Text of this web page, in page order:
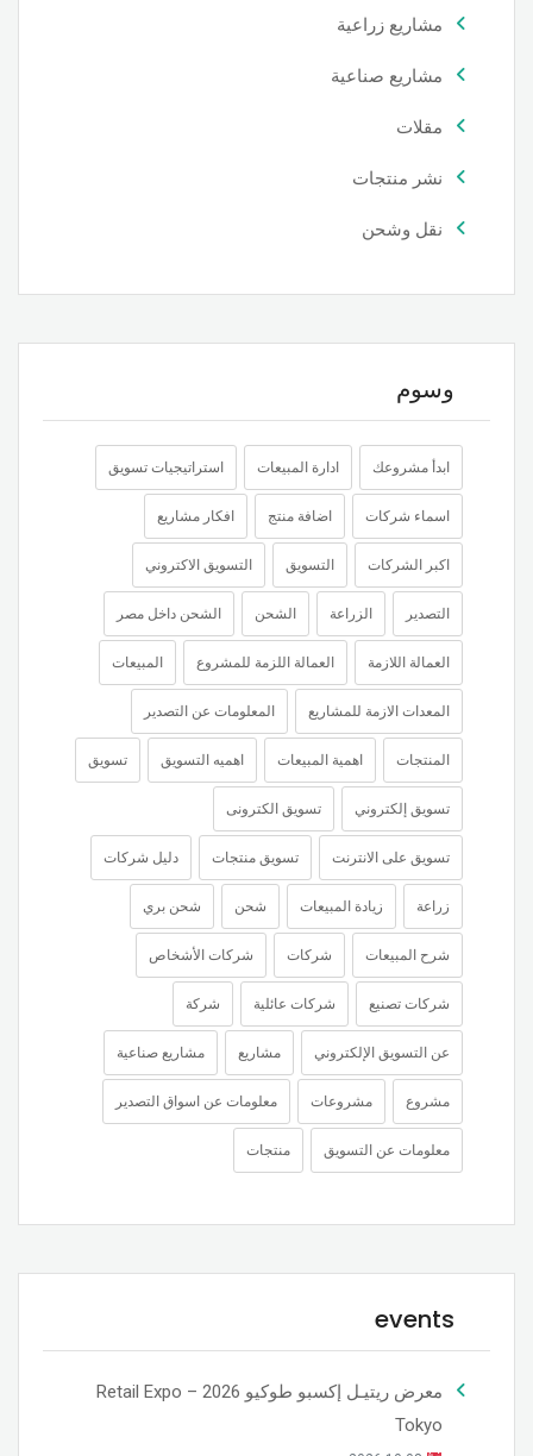
مشاريع زراعية
مشاريع صناعية
مقلات
نشر منتجات
نقل وشحن
وسوم
ابدأ مشروعك ادارة المبيعات استراتيجيات تسويق
اسماء شركات اضافة منتج افكار مشاريع
اكبر الشركات التسويق التسويق الاكتروني
التصدير الزراعة الشحن الشحن داخل مصر
العمالة اللازمة العمالة اللزمة للمشروع المبيعات
المعدات الازمة للمشاريع المعلومات عن التصدير
المنتجات اهمية المبيعات اهميه التسويق تسويق
تسويق إلكتروني تسويق الكترونى
تسويق على الانترنت تسويق منتجات دليل شركات
زراعة زيادة المبيعات شحن شحن بري
شرح المبيعات شركات شركات الأشخاص
شركات تصنيع شركات عائلية شركة
عن التسويق الإلكتروني مشاريع مشاريع صناعية
مشروع مشروعات معلومات عن اسواق التصدير
معلومات عن التسويق منتجات
events
معرض ريتيـل إكسبو طوكيو 2026 – Retail Expo
Tokyo